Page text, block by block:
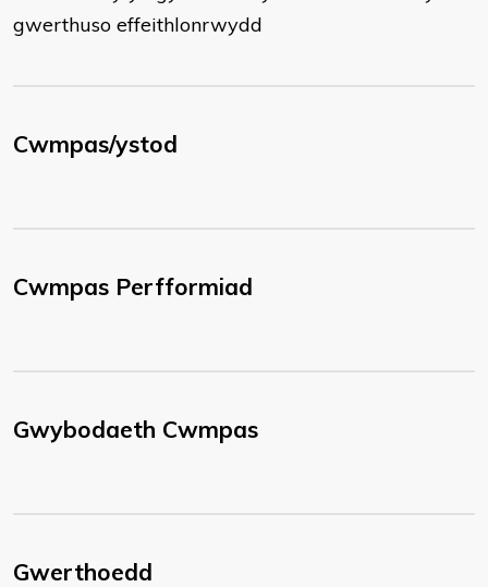
gwerthuso effeithlonrwydd
Cwmpas/ystod
Cwmpas Perfformiad
Gwybodaeth Cwmpas
Gwerthoedd